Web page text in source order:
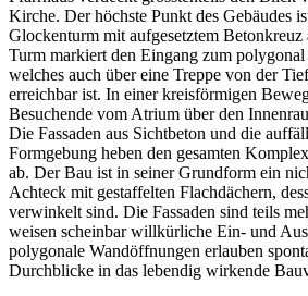
Kirche. Der höchste Punkt des Gebäudes
Glockenturm mit aufgesetztem Betonkreuz
Turm markiert den Eingang zum
welches auch über eine Treppe von der
erreichbar ist. In einer kreisförmigen
Besuchende vom Atrium über den
Die Fassaden aus Sichtbeton und die
Formgebung heben den gesamten
ab. Der Bau ist in seiner Grundform ein
Achteck mit gestaffelten Flachdächern,
verwinkelt sind. Die Fassaden sind teils
weisen scheinbar willkürliche Ein- und
polygonale Wandöffnungen erlauben
Durchblicke in das lebendig wirkende